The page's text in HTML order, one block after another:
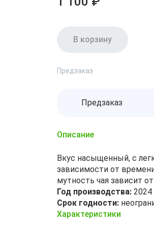
В корзину
Предзаказ
Предзаказ
Описание
Вкус насыщенный, с
зависимости от
мутность чая зависит
Год производства: 2024
Срок годности:
Характеристики